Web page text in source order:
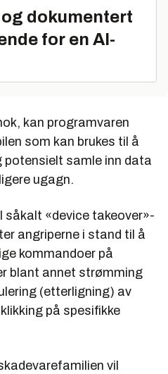
dokumentert
for en AI-
kan programvaren
som kan brukes til å
potensielt samle inn data
ugagn.
såkalt «device takeover»-
angriperne i stand til å
kommandoer på
blant annet strømming
(etterligning) av
på spesifikke
vil